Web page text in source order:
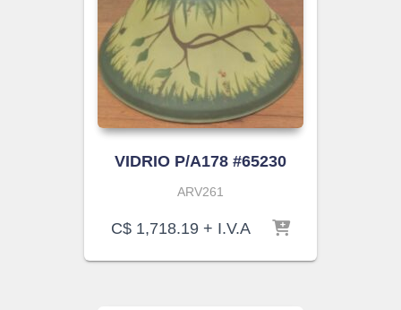
VIDRIO P/A178 #65230
ARV261
C$ 1,718.19 + I.V.A